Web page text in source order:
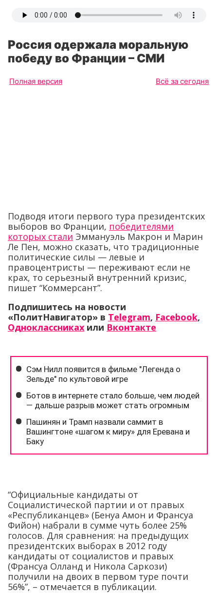
Россия одержала моральную
победу во Франции – СМИ
Полная версия Всё за сегодня
Подводя итоги первого тура президентских
выборов во Франции, победителями
которых стали Эммануэль Макрон и Марин
Ле Пен, можно сказать, что традиционные
политические силы — левые и
правоцентристы — переживают если не
крах, то серьезный внутренний кризис,
пишет “Коммерсант”.
Подпишитесь на новости
«ПолитНавигатор» в Telegram, Facebook,
Одноклассниках или Вконтакте
“Официальные кандидаты от
Социалистической партии и от правых
«Республиканцев» (Бенуа Амон и Франсуа
Фийон) набрали в сумме чуть более 25%
голосов. Для сравнения: на предыдущих
президентских выборах в 2012 году
кандидаты от социалистов и правых
(Франсуа Олланд и Никола Саркози)
получили на двоих в первом туре почти
56%”, – отмечается в публикации.